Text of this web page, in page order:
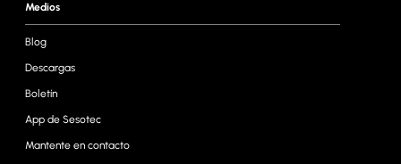
Medios
Blog
Descargas
Boletín
App de Sesotec
Mantente en contacto